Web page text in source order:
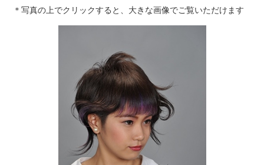
＊写真の上でクリックすると、大きな画像でご覧いただけます